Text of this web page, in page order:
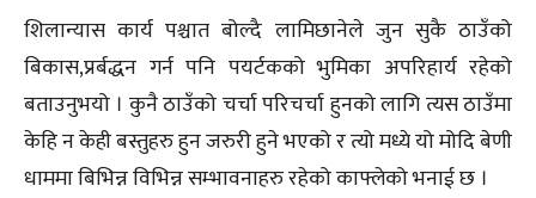
शिलान्यास कार्य पश्चात बोल्दै लामिछानेले जुन सुकै ठाउँको
बिकास,प्रर्बद्धन गर्न पनि पयर्टकको भुमिका अपरिहार्य रहेको
बताउनुभयो । कुनै ठाउँको चर्चा परिचर्चा हुनको लागि त्यस ठाउँमा
केहि न केही बस्तुहरु हुन जरुरी हुने भएको र त्यो मध्ये यो मोदि बेणी
धाममा बिभिन्न विभिन्न सम्भावनाहरु रहेको काफ्लेको भनाई छ ।